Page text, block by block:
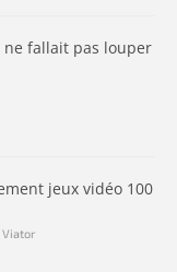
ne fallait pas louper
jeux vidéo 100
Viator